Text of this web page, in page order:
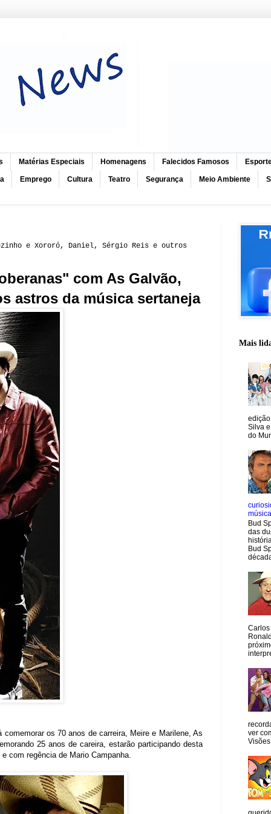
Matérias Especiais Homenagens Falecidos Famosos
Emprego Cultura Teatro Segurança Meio Ambiente
e Xororó, Daniel, Sérgio Reis e outros
com As Galvão,
astros da música sertaneja
os 70 anos de carreira, Meire e Marilene, As
25 anos de careira, estarão participando desta
com regência de Mario Campanha.
Mais
Silva
do
Bud
das
Bud
Carlos
ver